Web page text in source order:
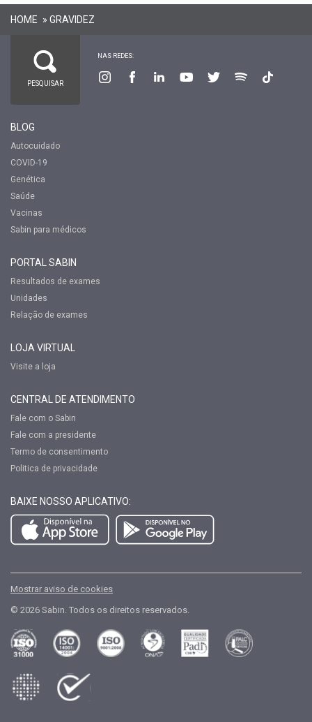
HOME » GRAVIDEZ
NAS REDES:
BLOG
Autocuidado
COVID-19
Genética
Saúde
Vacinas
Sabin para médicos
PORTAL SABIN
Resultados de exames
Unidades
Relação de exames
LOJA VIRTUAL
Visite a loja
CENTRAL DE ATENDIMENTO
Fale com o Sabin
Fale com a presidente
Termo de consentimento
Politica de privacidade
BAIXE NOSSO APLICATIVO:
Mostrar aviso de cookies
© 2026 Sabin. Todos os direitos reservados.